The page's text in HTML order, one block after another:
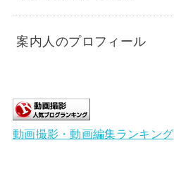
案内人のプロフィール
動画撮影・動画編集ランキング